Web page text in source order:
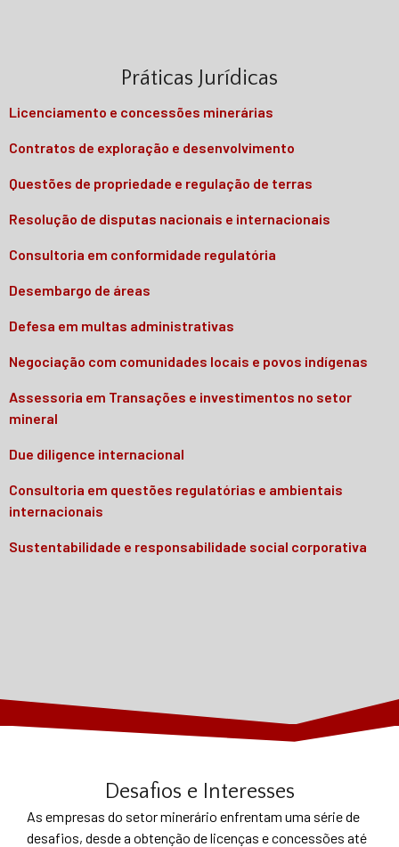
Práticas Jurídicas
Licenciamento e concessões minerárias
Contratos de exploração e desenvolvimento
Questões de propriedade e regulação de terras
Resolução de disputas nacionais e internacionais
Consultoria em conformidade regulatória
Desembargo de áreas
Defesa em multas administrativas
Negociação com comunidades locais e povos indígenas
Assessoria em Transações e investimentos no setor
mineral
Due diligence internacional
Consultoria em questões regulatórias e ambientais
internacionais
Sustentabilidade e responsabilidade social corporativa
Desafios e Interesses
As empresas do setor minerário enfrentam uma série de
desafios, desde a obtenção de licenças e concessões até